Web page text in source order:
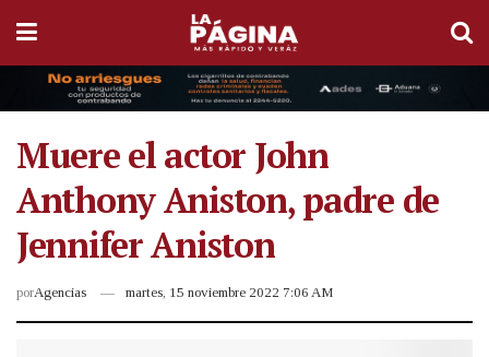
Muere el actor John
Anthony Aniston, padre de
Jennifer Aniston
porAgencias martes, 15 noviembre 2022 7:06 AM